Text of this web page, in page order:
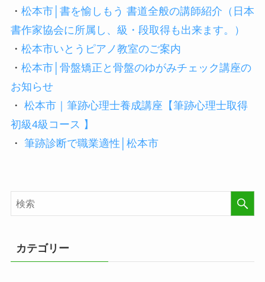
・ 松本市│書を愉しもう 書道全般の講師紹介（日本
書作家協会に所属し、級・段取得も出来ます。）
・ 松本市いとうピアノ教室のご案内
・ 松本市│骨盤矯正と骨盤のゆがみチェック講座の
お知らせ
・ 松本市｜筆跡心理士養成講座【筆跡心理士取得
初級4級コース 】
・ 筆跡診断で職業適性│松本市
カテゴリー